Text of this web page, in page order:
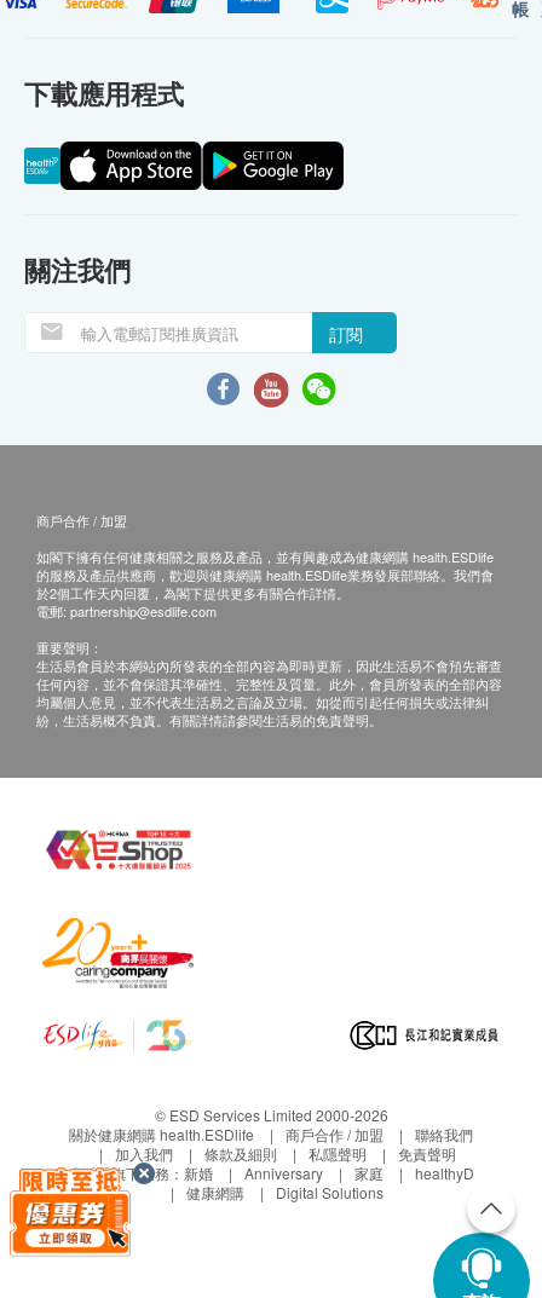
帳
下載應用程式
關注我們
訂閱
商戶合作 / 加盟
如閣下擁有任何健康相關之服務及產品，並有興趣成為健康網購 health.ESDlife
的服務及產品供應商，歡迎與健康網購 health.ESDlife業務發展部聯絡。我們會
於2個工作天內回覆，為閣下提供更多有關合作詳情。
電郵: partnership@esdlife.com
重要聲明：
生活易會員於本網站內所發表的全部內容為即時更新，因此生活易不會預先審查
任何內容，並不會保證其準確性、完整性及質量。此外，會員所發表的全部內容
均屬個人意見，並不代表生活易之言論及立場。如從而引起任何損失或法律糾
紛，生活易概不負責。有關詳情請參閱生活易的免責聲明。
© ESD Services Limited 2000-2026
關於健康網購 health.ESDlife
商戶合作 / 加盟
聯絡我們
加入我們
條款及細則 私隱聲明
免責聲明
生活易旗下業務： 新婚 Anniversary 家庭
healthyD
健康網購
Digital Solutions